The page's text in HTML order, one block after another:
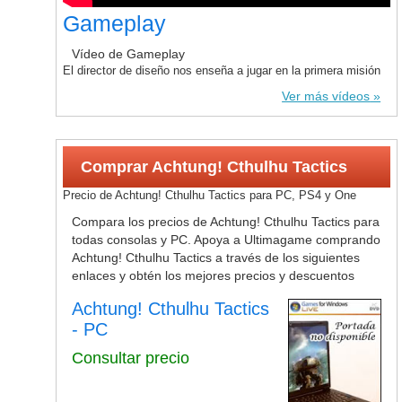
Gameplay
Vídeo de Gameplay
El director de diseño nos enseña a jugar en la primera misión
Ver más vídeos
Comprar Achtung! Cthulhu Tactics
Precio de Achtung! Cthulhu Tactics para PC, PS4 y One
Compara los precios de Achtung! Cthulhu Tactics para
todas consolas y PC. Apoya a Ultimagame comprando
Achtung! Cthulhu Tactics a través de los siguientes
enlaces y obtén los mejores precios y descuentos
Achtung! Cthulhu Tactics
- PC
Consultar precio